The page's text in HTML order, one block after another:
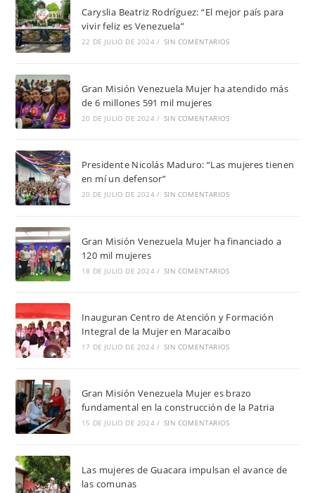
Caryslia Beatriz Rodríguez: “El mejor país para
vivir feliz es Venezuela”
22 DE JULIO DE 2024 / SIN COMENTARIOS
Gran Misión Venezuela Mujer ha atendido más
de 6 millones 591 mil mujeres
20 DE JULIO DE 2024 / SIN COMENTARIOS
Presidente Nicolás Maduro: “Las mujeres tienen
en mí un defensor”
20 DE JULIO DE 2024 / SIN COMENTARIOS
Gran Misión Venezuela Mujer ha financiado a
120 mil mujeres
18 DE JULIO DE 2024 / SIN COMENTARIOS
Inauguran Centro de Atención y Formación
Integral de la Mujer en Maracaibo
17 DE JULIO DE 2024 / SIN COMENTARIOS
Gran Misión Venezuela Mujer es brazo
fundamental en la construcción de la Patria
15 DE JULIO DE 2024 / SIN COMENTARIOS
Las mujeres de Guacara impulsan el avance de
las comunas